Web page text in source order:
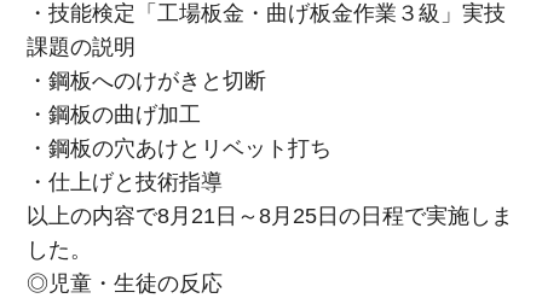
・技能検定「工場板金・曲げ板金作業３級」実技
課題の説明
・鋼板へのけがきと切断
・鋼板の曲げ加工
・鋼板の穴あけとリベット打ち
・仕上げと技術指導
以上の内容で8月21日～8月25日の日程で実施しま
した。
◎児童・生徒の反応